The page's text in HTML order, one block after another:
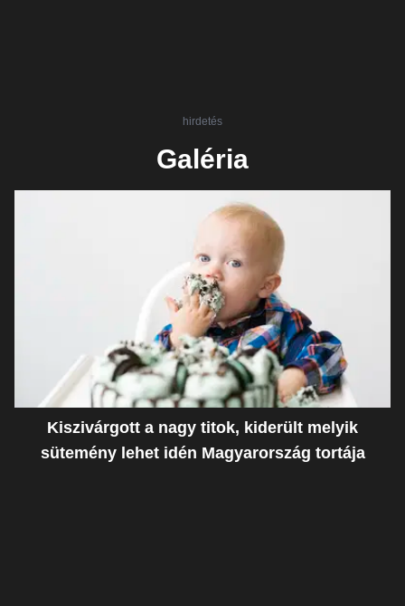
hirdetés
Galéria
Kiszivárgott a nagy titok, kiderült melyik
sütemény lehet idén Magyarország tortája